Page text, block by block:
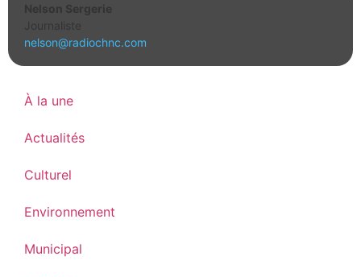
Nelson Sergerie
Journaliste
nelson@radiochnc.com
À la une
Actualités
Culturel
Environnement
Municipal